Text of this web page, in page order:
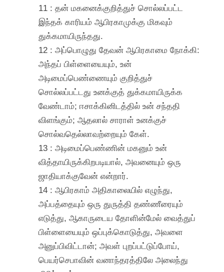
11 : தன் மகனைக்குறித்துச் சொல்லப்பட்ட
இந்தக் காரியம் ஆபிரகாமுக்கு மிகவும்
துக்கமாயிருந்தது.
12 : அப்பொழுது தேவன் ஆபிரகாமை நோக்கி:
அந்தப் பிள்ளையையும், உன்
அடிமைப்பெண்ணையும் குறித்துச்
சொல்லப்பட்டது உனக்குத் துக்கமாயிருக்க
வேண்டாம்; ஈசாக்கினிடத்தில் உன் சந்ததி
விளங்கும்; ஆதலால் சாராள் உனக்குச்
சொல்வதெல்லாவற்றையும் கேள்.
13 : அடிமைப்பெண்ணின் மகனும் உன்
வித்தாயிருக்கிறபடியால், அவனையும் ஒரு
ஜாதியாக்குவேன் என்றார்.
14 : ஆபிரகாம் அதிகாலையில் எழுந்து,
அப்பத்தையும் ஒரு துருத்தி தண்ணீரையும்
எடுத்து, ஆகாருடைய தோளின்மேல் வைத்துப்
பிள்ளையையும் ஒப்புக்கொடுத்து, அவளை
அனுப்பிவிட்டான்; அவள் புறப்பட்டுப்போய்,
பெயர்செபாவின் வனாந்தரத்திலே அலைந்து